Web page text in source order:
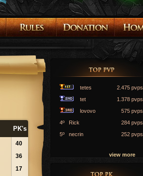
PK's
40
36
17
tetes
2.475 pvps
tet
1.378 pvps
lovovo
575 pvps
4º Rick
284 pvps
5º necrin
252 pvps
view more